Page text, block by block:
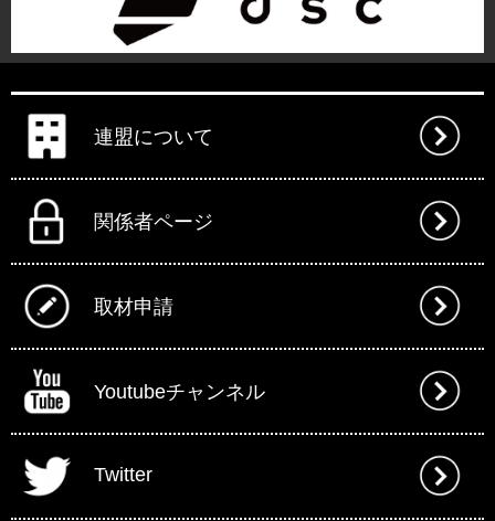
連盟について
関係者ページ
取材申請
Youtubeチャンネル
Twitter